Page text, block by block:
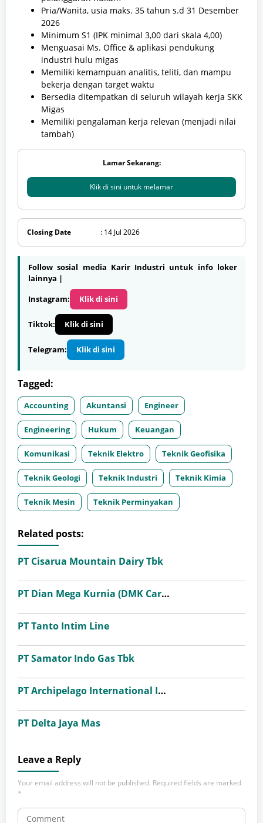
Pria/Wanita, usia maks. 35 tahun s.d 31 Desember
2026
Minimum S1 (IPK minimal 3,00 dari skala 4,00)
Menguasai Ms. Office & aplikasi pendukung
industri hulu migas
Memiliki kemampuan analitis, teliti, dan mampu
bekerja dengan target waktu
Bersedia ditempatkan di seluruh wilayah kerja SKK
Migas
Memiliki pengalaman kerja relevan (menjadi nilai
tambah)
Lamar Sekarang:
Klik di sini untuk melamar
Closing Date : 14 Jul 2026
Follow sosial media Karir Industri untuk info loker
lainnya |
Instagram:
Klik di sini
Tiktok: Klik di sini
Telegram: Klik di sini
Tagged:
Accounting Akuntansi Engineer
Engineering Hukum Keuangan
Komunikasi Teknik Elektro Teknik Geofisika
Teknik Geologi Teknik Industri Teknik Kimia
Teknik Mesin Teknik Perminyakan
Related posts:
PT Cisarua Mountain Dairy Tbk
PT Dian Mega Kurnia (DMK Cargo)
PT Tanto Intim Line
PT Samator Indo Gas Tbk
PT Archipelago International Indonesia (favehotels)
PT Delta Jaya Mas
Leave a Reply
Your email address will not be published. Required fields are marked
*